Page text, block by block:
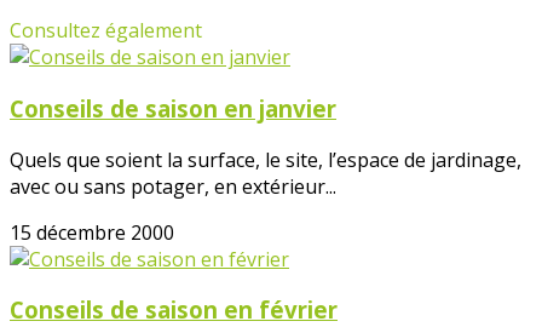
Consultez également
Conseils de saison en janvier
Quels que soient la surface, le site, l’espace de jardinage,
avec ou sans potager, en extérieur...
15 décembre 2000
Conseils de saison en février